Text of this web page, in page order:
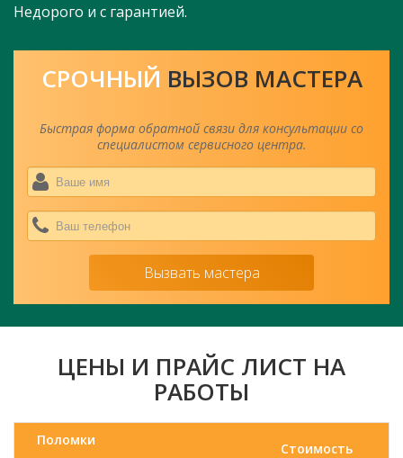
Недорого и с гарантией.
СРОЧНЫЙ ВЫЗОВ МАСТЕРА
Быстрая форма обратной связи для консультации со
специалистом сервисного центра.
Вызвать мастера
ЦЕНЫ И ПРАЙС ЛИСТ НА
РАБОТЫ
Поломки
Стоимость